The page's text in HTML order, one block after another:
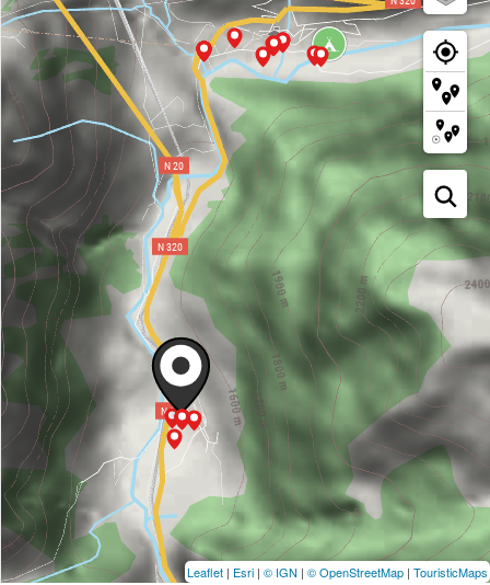
Leaflet | Esri | © IGN | © OpenStreetMap | TouristicMaps